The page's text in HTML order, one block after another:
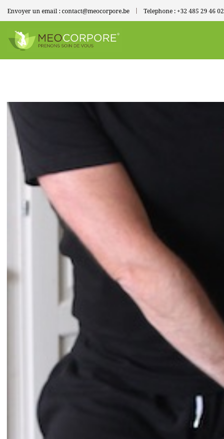
Envoyer un email :contact@meocorpore.be Telephone :+32 485 29 46 02